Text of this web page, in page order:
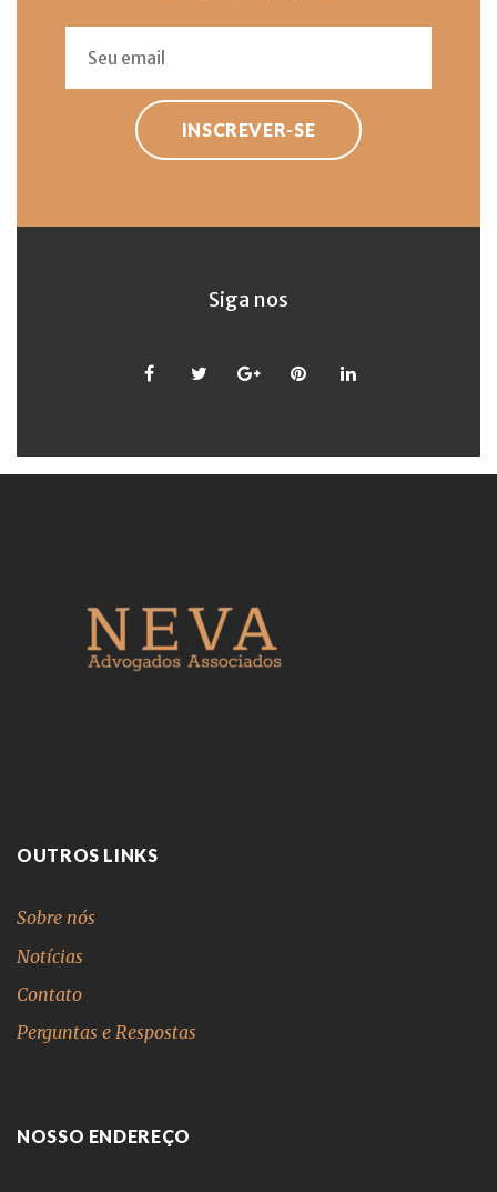
INSCREVER-SE
Siga nos
OUTROS LINKS
Sobre nós
Notícias
Contato
Perguntas e Respostas
NOSSO ENDEREÇO